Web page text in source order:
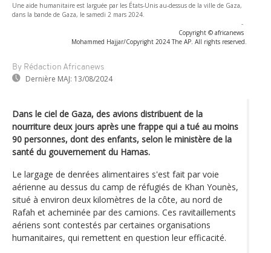
Une aide humanitaire est larguée par les États-Unis au-dessus de la ville de Gaza,
dans la bande de Gaza, le samedi 2 mars 2024.
-
Copyright © africanews
Mohammed Hajjar/Copyright 2024 The AP. All rights reserved.
By Rédaction Africanews
Dernière MAJ: 13/08/2024
Dans le ciel de Gaza, des avions distribuent de la
nourriture deux jours après une frappe qui a tué au moins
90 personnes, dont des enfants, selon le ministère de la
santé du gouvernement du Hamas.
Le largage de denrées alimentaires s'est fait par voie
aérienne au dessus du camp de réfugiés de Khan Younès,
situé à environ deux kilomètres de la côte, au nord de
Rafah et acheminée par des camions. Ces ravitaillements
aériens sont contestés par certaines organisations
humanitaires, qui remettent en question leur efficacité.